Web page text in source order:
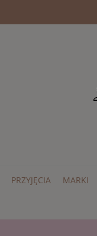
PRZYJĘCIA MARKI